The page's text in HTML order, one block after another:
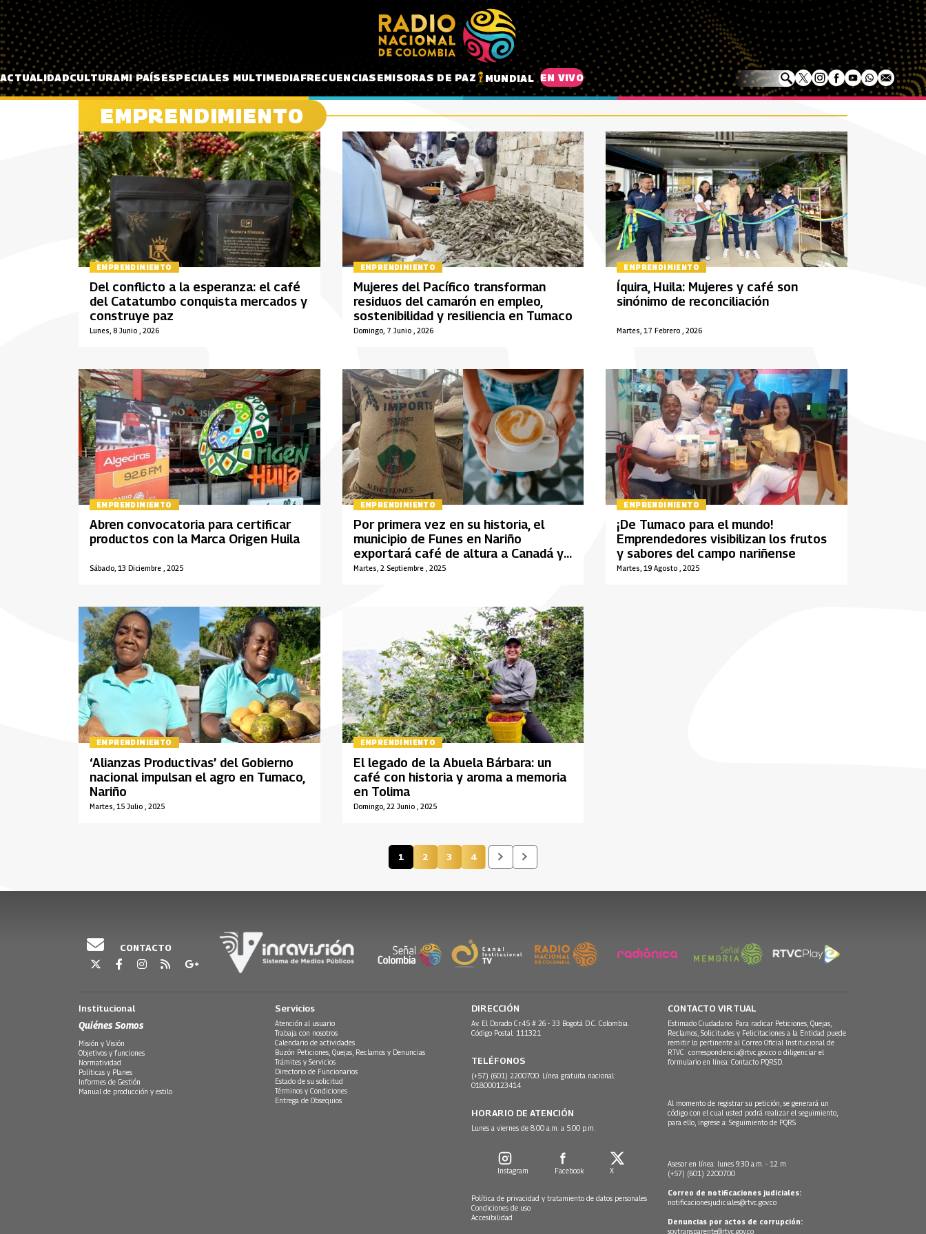
Pasar al contenido principal
ACTUALIDADCULTURAMI PAÍSESPECIALES MULTIMEDIAFRECUENCIASEMISORAS DE PAZ MUNDIAL EN VIVO
EMPRENDIMIENTO
EMPRENDIMIENTO
Lunes, 8 Junio , 2026
Del conflicto a la esperanza: el café
del Catatumbo conquista mercados y
construye paz
EMPRENDIMIENTO
Domingo, 7 Junio , 2026
Mujeres del Pacífico transforman
residuos del camarón en empleo,
sostenibilidad y resiliencia en Tumaco
EMPRENDIMIENTO
Martes, 17 Febrero , 2026
Íquira, Huila: Mujeres y café son
sinónimo de reconciliación
EMPRENDIMIENTO
Sábado, 13 Diciembre , 2025
Abren convocatoria para certificar
productos con la Marca Origen Huila
EMPRENDIMIENTO
Martes, 2 Septiembre , 2025
Por primera vez en su historia, el
municipio de Funes en Nariño
exportará café de altura a Canadá y
Nueva York
EMPRENDIMIENTO
Martes, 19 Agosto , 2025
¡De Tumaco para el mundo!
Emprendedores visibilizan los frutos
y sabores del campo nariñense
EMPRENDIMIENTO
Martes, 15 Julio , 2025
‘Alianzas Productivas’ del Gobierno
nacional impulsan el agro en Tumaco,
Nariño
EMPRENDIMIENTO
Domingo, 22 Junio , 2025
El legado de la Abuela Bárbara: un
café con historia y aroma a memoria
en Tolima
Página actual
1 Página
2 Página
3 Página
4
CONTACTO
Institucional
Quiénes Somos
Misión y Visión
Objetivos y funciones
Normatividad
Políticas y Planes
Informes de Gestión
Manual de producción y estilo
Servicios
Atención al usuario
Trabaja con nosotros
Calendario de actividades
Buzón Peticiones, Quejas, Reclamos y Denuncias
Trámites y Servicios
Directorio de Funcionarios
Estado de su solicitud
Términos y Condiciones
Entrega de Obsequios
DIRECCIÓN
Av. El Dorado Cr.45 # 26 - 33 Bogotá D.C. Colombia.
Código Postal: 111321
TELÉFONOS
(+57) (601) 2200700. Línea gratuita nacional:
018000123414
HORARIO DE ATENCIÓN
Lunes a viernes de 8:00 a.m. a 5:00 p.m.
Instagram Facebook X
Política de privacidad y tratamiento de datos personales
Condiciones de uso
Accesibilidad
CONTACTO VIRTUAL
Estimado Ciudadano: Para radicar Peticiones, Quejas,
Reclamos, Solicitudes y Felicitaciones a la Entidad puede
remitir lo pertinente al Correo Oficial Institucional de
RTVC correspondencia@rtvc.gov.co o diligenciar el
formulario en línea: Contacto PQRSD.
Al momento de registrar su petición, se generará un
código con el cual usted podrá realizar el seguimiento,
para ello, ingrese a: Seguimiento de PQRS
Asesor en línea: lunes 9:30 a.m. - 12 m
(+57) (601) 2200700
Correo de notificaciones judiciales:
notificacionesjudiciales@rtvc.gov.co
Denuncias por actos de corrupción:
soytransparente@rtvc.gov.co